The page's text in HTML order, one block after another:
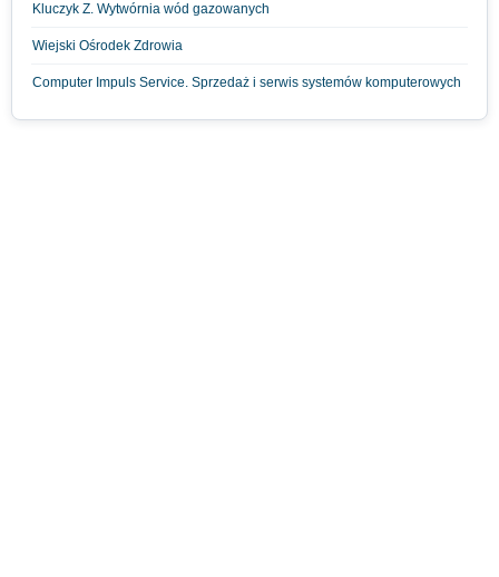
Kluczyk Z. Wytwórnia wód gazowanych
Wiejski Ośrodek Zdrowia
Computer Impuls Service. Sprzedaż i serwis systemów komputerowych